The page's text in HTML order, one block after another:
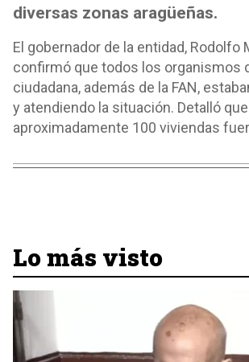
diversas zonas aragüeñas.
El gobernador de la entidad, Rodolfo
confirmó que todos los organismos
ciudadana, además de la FAN,
y atendiendo la situación. Detalló que
aproximadamente 100 viviendas
Lo más visto